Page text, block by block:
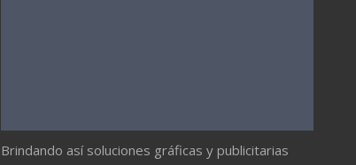
Brindando así soluciones gráficas y publicitarias